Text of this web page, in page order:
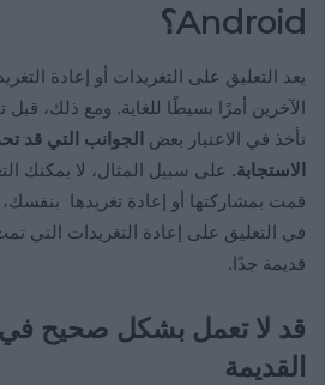
Android؟
يعد التعليق على التغريدات أو إعادة
الآخرين أمرًا بسيطًا للغاية. ومع ذلك، قبل
تأخذ في الاعتبار بعض الجوانب التي قد
الاستجابة. على سبيل المثال، لا يمكنك
قمت بمشاركتها أو إعادة تغريدها
في التعليق على إعادة التغريدات التي
قديمة جدًا.
قد لا تعمل بشكل صحيح في
القديمة